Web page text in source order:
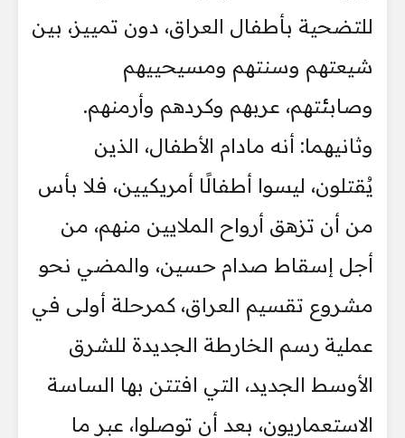
للتضحية بأطفال العراق، دون تمييز، بين
شيعتهم وسنتهم ومسيحييهم
وصابئتهم، عربهم وكردهم وأرمنهم.
وثانيهما: أنه مادام الأطفال، الذين
يُقتلون، ليسوا أطفالًا أمريكيين، فلا بأس
من أن تزهق أرواح الملايين منهم، من
أجل إسقاط صدام حسين، والمضي نحو
مشروع تقسيم العراق، كمرحلة أولى في
عملية رسم الخارطة الجديدة للشرق
الأوسط الجديد، التي افتتن بها الساسة
الاستعماريون، بعد أن توصلوا، عبر ما